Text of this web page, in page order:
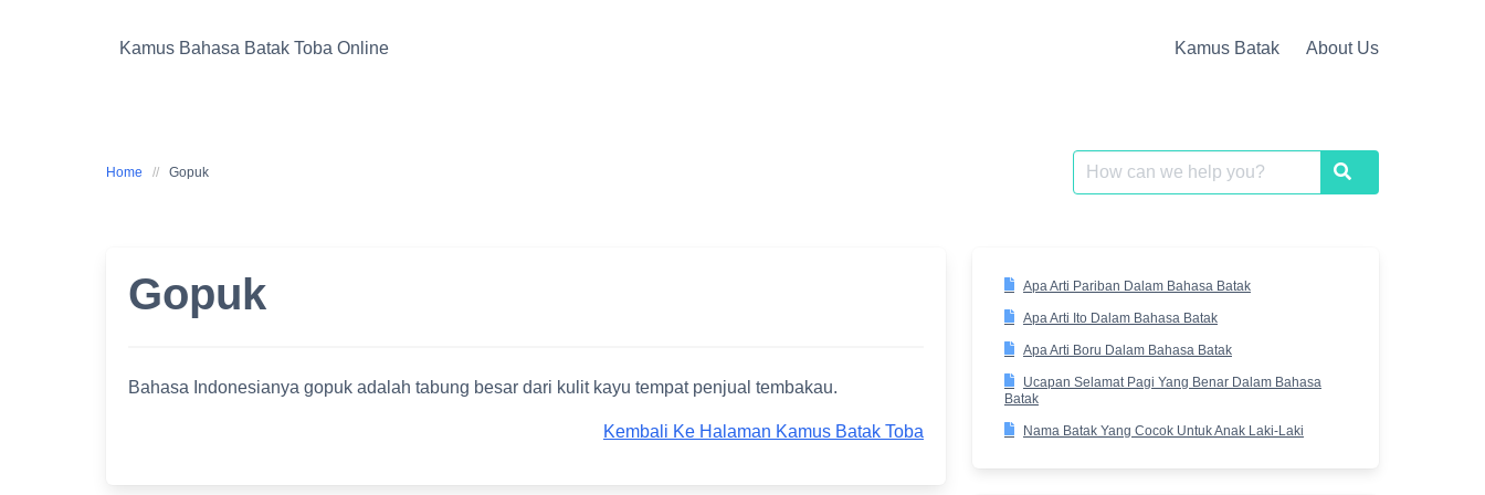
Kamus Bahasa Batak Toba Online Kamus Batak About Us
Home Gopuk
Search
for:
Search
Apa Arti Pariban Dalam Bahasa Batak
Apa Arti Ito Dalam Bahasa Batak
Apa Arti Boru Dalam Bahasa Batak
Ucapan Selamat Pagi Yang Benar Dalam Bahasa
Batak
Nama Batak Yang Cocok Untuk Anak Laki-Laki
Gopuk
Bahasa Indonesianya gopuk adalah tabung besar dari kulit kayu tempat penjual tembakau.
Kembali Ke Halaman Kamus Batak Toba